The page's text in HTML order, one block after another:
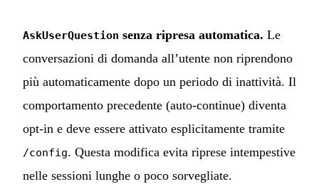
AskUserQuestion senza ripresa automatica. Le
conversazioni di domanda all’utente non riprendono
più automaticamente dopo un periodo di inattività. Il
comportamento precedente (auto-continue) diventa
opt-in e deve essere attivato esplicitamente tramite
/config. Questa modifica evita riprese intempestive
nelle sessioni lunghe o poco sorvegliate.